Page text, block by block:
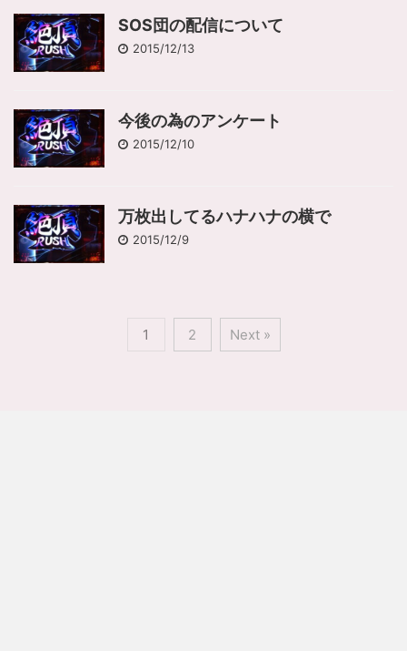
SOS団の配信について
2015/12/13
今後の為のアンケート
2015/12/10
万枚出してるハナハナの横で
2015/12/9
1 2 Next »